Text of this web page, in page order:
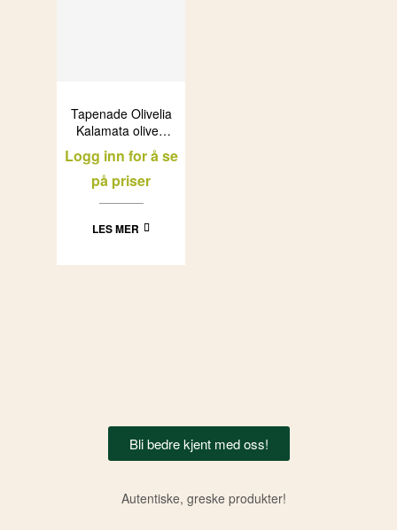
Tapenade Olivelia
Kalamata oliven
(12x200g)
Logg inn for å se
på priser
LES MER
Bli bedre kjent med oss!
Autentiske, greske produkter!